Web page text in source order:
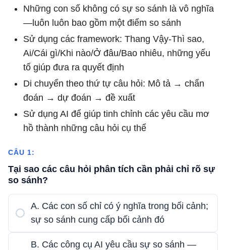
Những con số không có sự so sánh là vô nghĩa
—luôn luôn bao gồm một điểm so sánh
Sử dụng các framework: Thang Vậy-Thì sao,
Ai/Cái gì/Khi nào/Ở đâu/Bao nhiêu, những yếu
tố giúp đưa ra quyết định
Di chuyển theo thứ tự câu hỏi: Mô tả → chẩn
đoán → dự đoán → đề xuất
Sử dụng AI để giúp tinh chỉnh các yêu cầu mơ
hồ thành những câu hỏi cụ thể
CÂU 1:
Tại sao các câu hỏi phân tích cần phải chỉ rõ sự
so sánh?
A. Các con số chỉ có ý nghĩa trong bối cảnh;
sự so sánh cung cấp bối cảnh đó
B. Các công cụ AI yêu cầu sự so sánh —